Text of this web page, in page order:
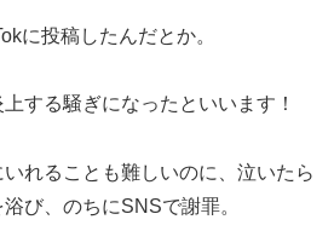
に投稿したんだとか。
する騒ぎになったといいます！
れることも難しいのに、泣いたら
び、のちにSNSで謝罪。